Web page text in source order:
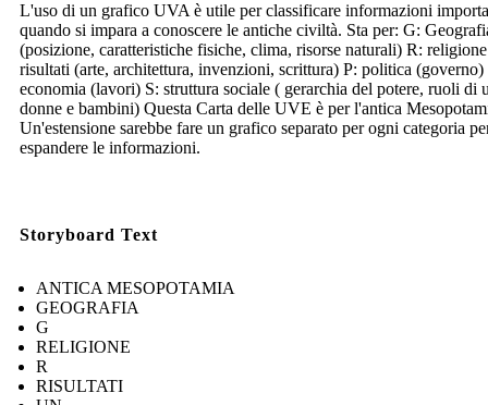
L'uso di un grafico UVA è utile per classificare informazioni
quando si impara a conoscere le antiche civiltà. Sta per: G:
(posizione, caratteristiche fisiche, clima, risorse naturali) R:
risultati (arte, architettura, invenzioni, scrittura) P: politica (governo)
economia (lavori) S: struttura sociale ( gerarchia del potere, ruoli di
donne e bambini) Questa Carta delle UVE è per l'antica
Un'estensione sarebbe fare un grafico separato per ogni categoria
espandere le informazioni.
Storyboard Text
ANTICA MESOPOTAMIA
GEOGRAFIA
G
RELIGIONE
R
RISULTATI